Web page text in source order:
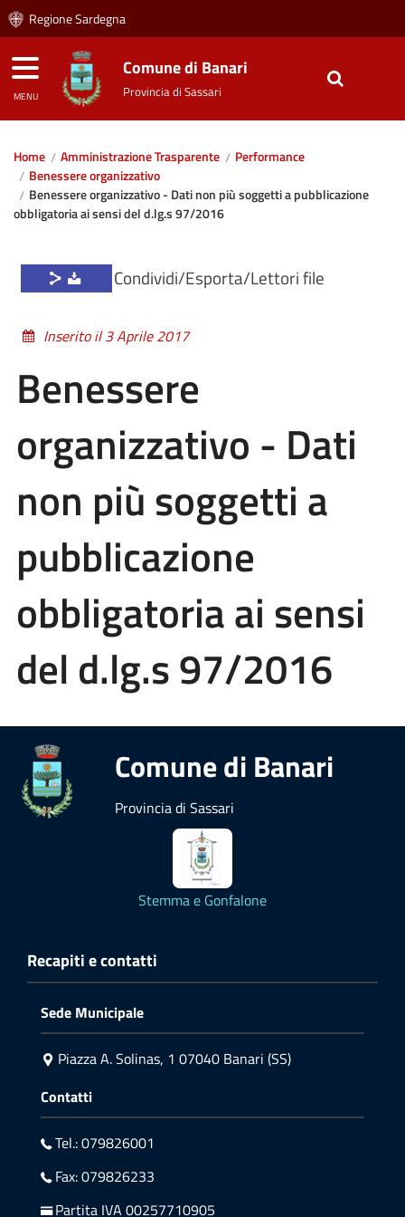
Regione Sardegna
MENU
Comune di Banari
Provincia di Sassari
Home Amministrazione Trasparente
Performance
Benessere organizzativo
Benessere organizzativo - Dati non più soggetti a pubblicazione
obbligatoria ai sensi del d.lg.s 97/2016
Condividi/Esporta/Lettori file
Inserito il 3 Aprile 2017
Benessere
organizzativo - Dati
non più soggetti a
pubblicazione
obbligatoria ai sensi
del d.lg.s 97/2016
Comune di Banari
Provincia di Sassari
Stemma e Gonfalone
Recapiti e contatti
Sede Municipale
Piazza A. Solinas, 1 07040 Banari (SS)
Contatti
Tel.: 079826001
Fax: 079826233
Partita IVA 00257710905